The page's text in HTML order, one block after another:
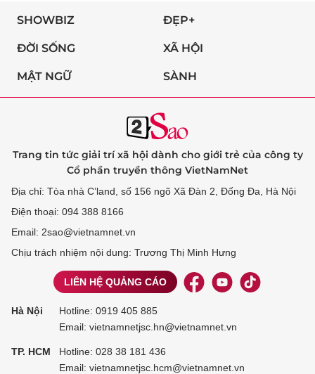
SHOWBIZ ĐẸP+
ĐỜI SỐNG XÃ HỘI
MẬT NGỮ SÀNH
Trang tin tức giải trí xã hội dành cho giới trẻ của công ty
Cổ phần truyền thông VietNamNet
Địa chỉ: Tòa nhà C’land, số 156 ngõ Xã Đàn 2, Đống Đa, Hà Nội
Điện thoại: 094 388 8166
Email: 2sao@vietnamnet.vn
Chịu trách nhiệm nội dung: Trương Thị Minh Hưng
LIÊN HỆ QUẢNG CÁO
Hà Nội Hotline: 0919 405 885
Email: vietnamnetjsc.hn@vietnamnet.vn
TP. HCM Hotline: 028 38 181 436
Email: vietnamnetjsc.hcm@vietnamnet.vn